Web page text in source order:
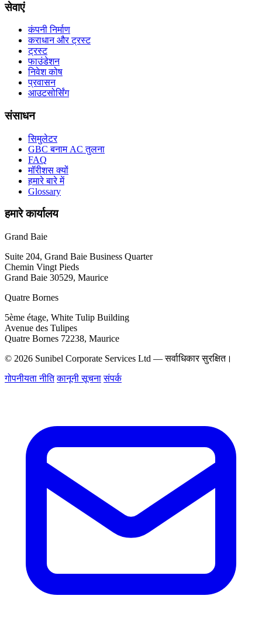
सेवाएं
कंपनी निर्माण
कराधान और ट्रस्ट
ट्रस्ट
फाउंडेशन
निवेश कोष
प्रवासन
आउटसोर्सिंग
संसाधन
सिमुलेटर
GBC बनाम AC तुलना
FAQ
मॉरीशस क्यों
हमारे बारे में
Glossary
हमारे कार्यालय
Grand Baie
Suite 204, Grand Baie Business Quarter
Chemin Vingt Pieds
Grand Baie 30529, Maurice
Quatre Bornes
5ème étage, White Tulip Building
Avenue des Tulipes
Quatre Bornes 72238, Maurice
© 2026 Sunibel Corporate Services Ltd — सर्वाधिकार सुरक्षित।
गोपनीयता नीति कानूनी सूचना संपर्क